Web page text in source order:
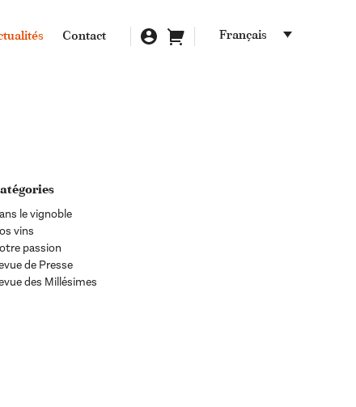
Contact Français
le vignoble
vins
passion
de Presse
des Millésimes